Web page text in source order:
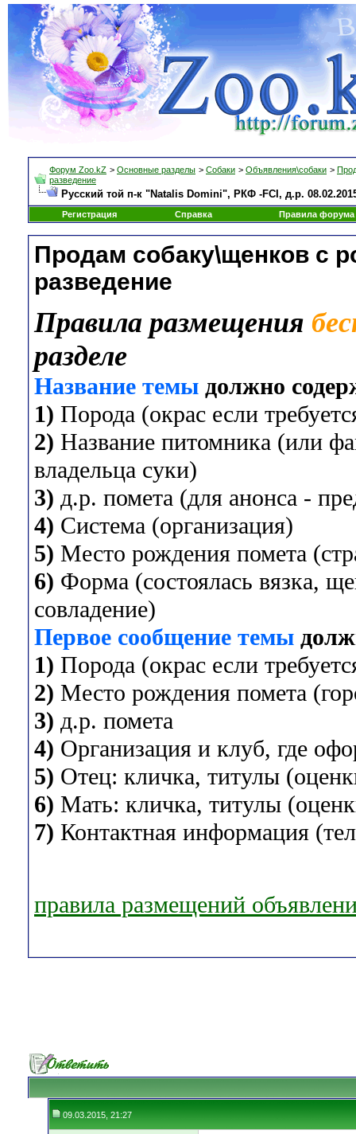
Форум Zoo.kZ > Основные разделы > Собаки > Объявления\собаки >
разведение
Русский той п-к "Natalis Domini", РКФ -FCI, д.р.
Регистрация Справка Правила форума
Продам собаку\щенков с
разведение
Правила размещения
разделе
Название темы должно
1) Порода (окрас если
2) Название питомника (или
владельца суки)
3) д.р. помета (для анонса -
4) Система (организация)
5) Место рождения помета
6) Форма (состоялась вязка,
совладение)
Первое сообщение темы
1) Порода (окрас если
2) Место рождения помета
3) д.р. помета
4) Организация и клуб, где
5) Отец: кличка, титулы
6) Мать: кличка, титулы
7) Контактная информация
правила размещений
09.03.2015, 21:27